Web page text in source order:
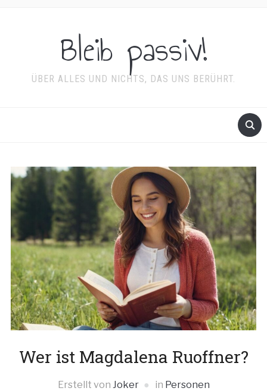
Bleib passiv!
ÜBER ALLES UND NICHTS, DAS UNS BERÜHRT.
Wer ist Magdalena Ruoffner?
Erstellt von Joker in Personen